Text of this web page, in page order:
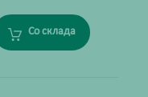
Со склада